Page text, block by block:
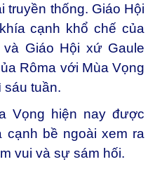
truyền thống. Giáo Hội
cạnh khổ chế của
Giáo Hội xứ Gaule
Rôma với Mùa Vọng
sáu tuần.
Vọng hiện nay được
cạnh bề ngoài xem ra
vui và sự sám hối.